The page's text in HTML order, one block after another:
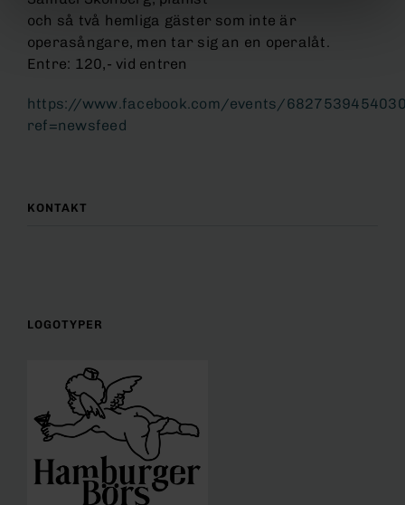
och så två hemliga gäster som inte är
operasångare, men tar sig an en operalåt.
Entre: 120,- vid entren
https://www.facebook.com/events/
ref=newsfeed
KONTAKT
LOGOTYPER